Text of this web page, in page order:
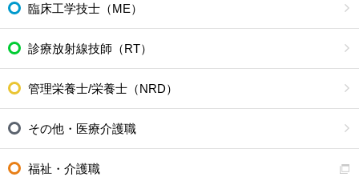
臨床工学技士（ME）
診療放射線技師（RT）
管理栄養士/栄養士（NRD）
その他・医療介護職
福祉・介護職